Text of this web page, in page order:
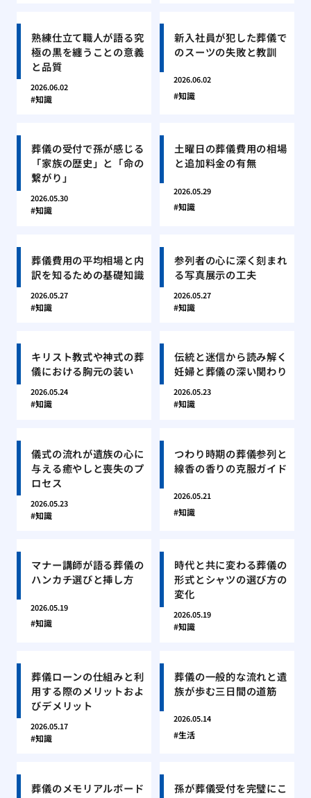
熟練仕立て職人が語る究
極の黒を纏うことの意義
と品質
2026.06.02
知識
新入社員が犯した葬儀で
のスーツの失敗と教訓
2026.06.02
知識
葬儀の受付で孫が感じる
「家族の歴史」と「命の
繋がり」
2026.05.30
知識
土曜日の葬儀費用の相場
と追加料金の有無
2026.05.29
知識
葬儀費用の平均相場と内
訳を知るための基礎知識
2026.05.27
知識
参列者の心に深く刻まれ
る写真展示の工夫
2026.05.27
知識
キリスト教式や神式の葬
儀における胸元の装い
2026.05.24
知識
伝統と迷信から読み解く
妊婦と葬儀の深い関わり
2026.05.23
知識
儀式の流れが遺族の心に
与える癒やしと喪失のプ
ロセス
2026.05.23
知識
つわり時期の葬儀参列と
線香の香りの克服ガイド
2026.05.21
知識
マナー講師が語る葬儀の
ハンカチ選びと挿し方
2026.05.19
知識
時代と共に変わる葬儀の
形式とシャツの選び方の
変化
2026.05.19
知識
葬儀ローンの仕組みと利
用する際のメリットおよ
びデメリット
2026.05.17
知識
葬儀の一般的な流れと遺
族が歩む三日間の道筋
2026.05.14
生活
葬儀のメモリアルボード
孫が葬儀受付を完璧にこ